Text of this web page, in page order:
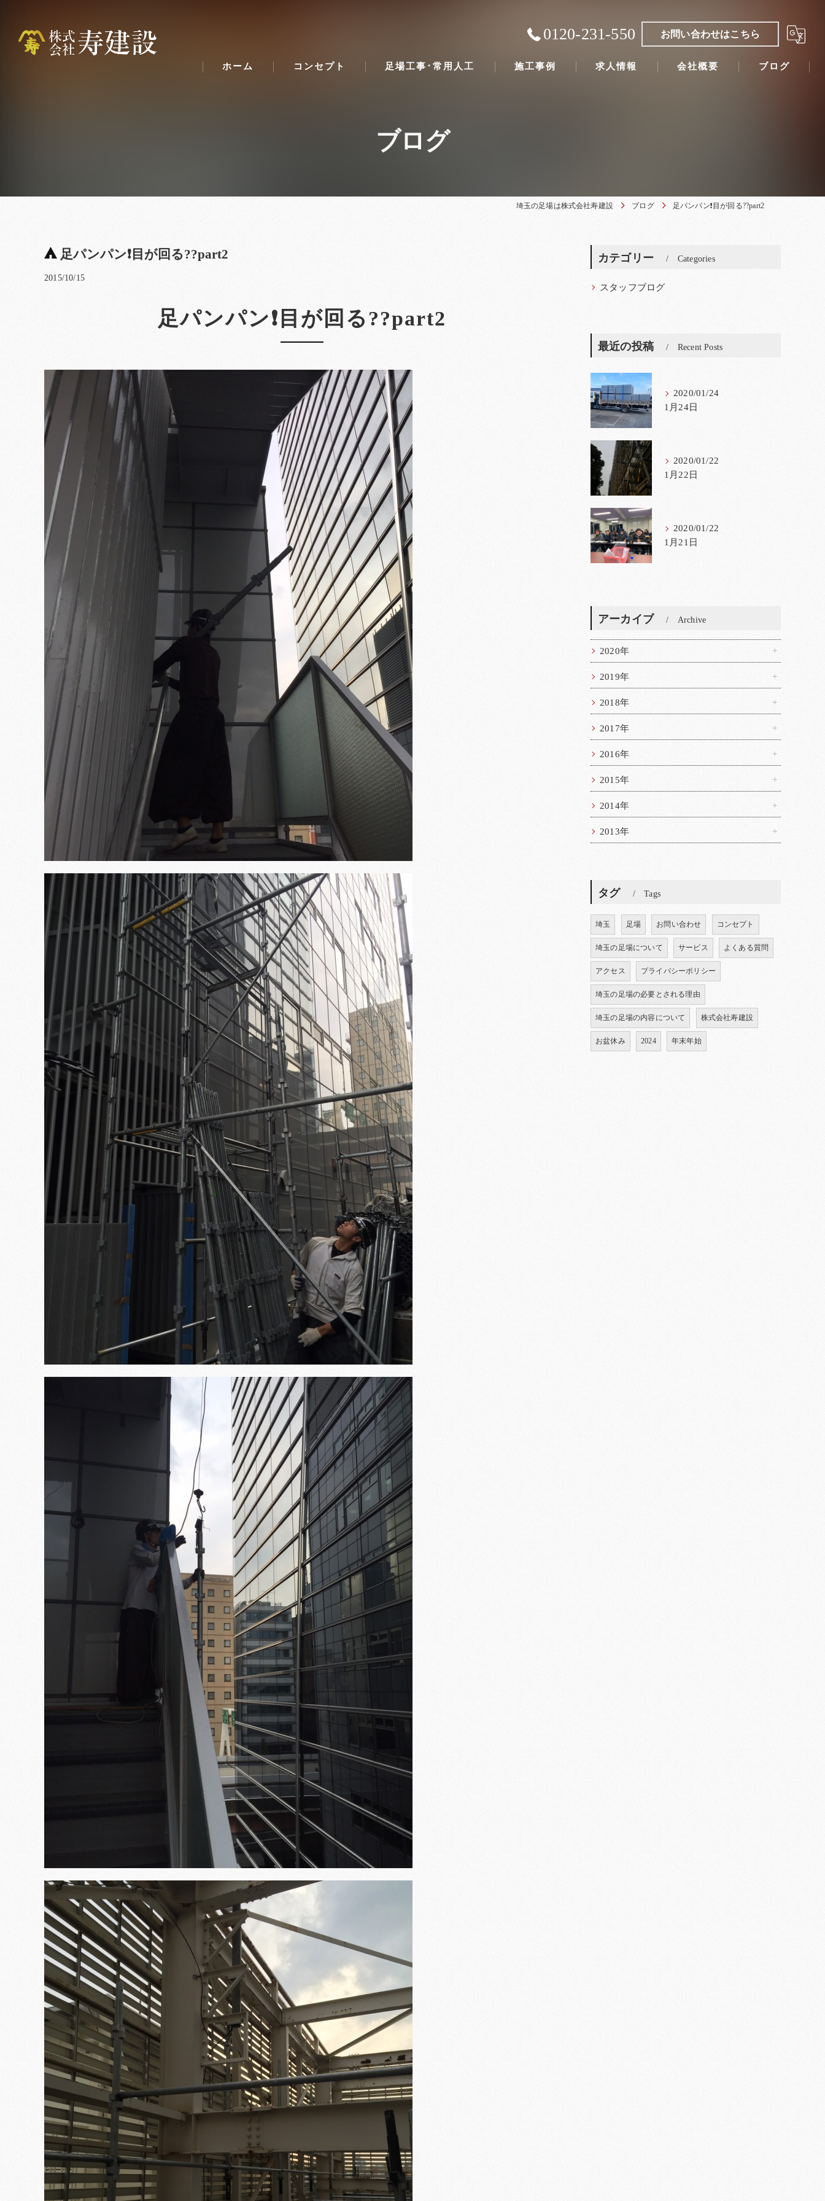
0120-231-550 お問い合わせはこちら
ホーム コンセプト 足場工事･常用人工 施工事例 求人情報 会社概要 ブログ
ブログ
埼玉の足場は株式会社寿建設 ブログ 足パンパン❗目が回る??part2
足パンパン❗目が回る??part2
2015/10/15
足パンパン❗目が回る??part2
カテゴリー Categories
スタッフブログ
最近の投稿 Recent Posts
2020/01/24
1月24日
2020/01/22
1月22日
2020/01/22
1月21日
アーカイブ Archive
2020年
2019年
2018年
2017年
2016年
2015年
2014年
2013年
タグ Tags
埼玉 足場 お問い合わせ コンセプト
埼玉の足場について サービス よくある質問
アクセス プライバシーポリシー
埼玉の足場の必要とされる理由
埼玉の足場の内容について 株式会社寿建設
お盆休み 2024 年末年始